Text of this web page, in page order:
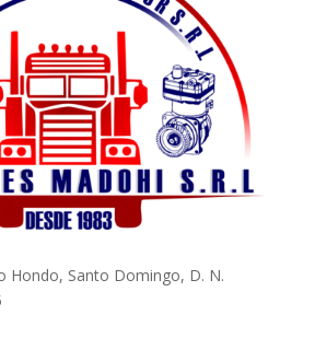
Hondo, Santo Domingo, D. N.